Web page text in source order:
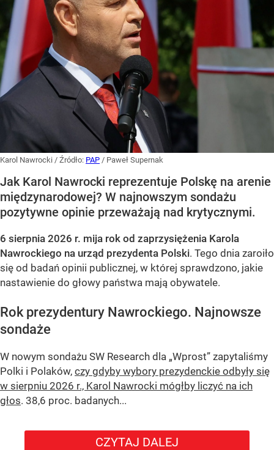
Karol Nawrocki / Źródło: PAP / Paweł Supernak
Jak Karol Nawrocki reprezentuje Polskę na arenie
międzynarodowej? W najnowszym sondażu
pozytywne opinie przeważają nad krytycznymi.
6 sierpnia 2026 r. mija rok od zaprzysiężenia Karola
Nawrockiego na urząd prezydenta Polski. Tego dnia zaroiło
się od badań opinii publicznej, w której sprawdzono, jakie
nastawienie do głowy państwa mają obywatele.
Rok prezydentury Nawrockiego. Najnowsze
sondaże
W nowym sondażu SW Research dla „Wprost” zapytaliśmy
Polki i Polaków, czy gdyby wybory prezydenckie odbyły się
w sierpniu 2026 r., Karol Nawrocki mógłby liczyć na ich
głos. 38,6 proc. badanych...
CZYTAJ DALEJ